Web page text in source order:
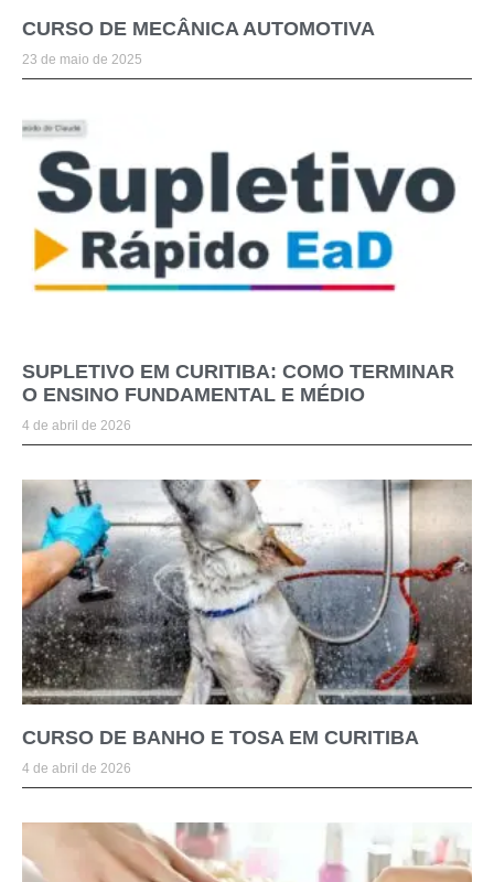
CURSO DE MECÂNICA AUTOMOTIVA
23 de maio de 2025
SUPLETIVO EM CURITIBA: COMO TERMINAR
O ENSINO FUNDAMENTAL E MÉDIO
4 de abril de 2026
CURSO DE BANHO E TOSA EM CURITIBA
4 de abril de 2026